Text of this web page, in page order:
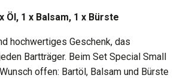
Öl, 1 x Balsam, 1 x Bürste
hochwertiges Geschenk, das
Bartträger. Beim Set Special Small
offen: Bartöl, Balsam und Bürste